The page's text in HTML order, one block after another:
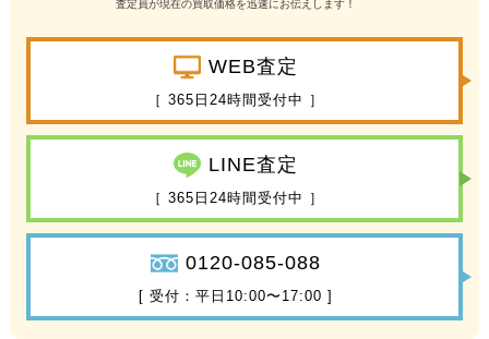
査定員が現在の買取価格を迅速にお伝えします！
WEB査定
［ 365日24時間受付中 ］
LINE査定
［ 365日24時間受付中 ］
0120-085-088
[ 受付：平日10:00〜17:00 ]